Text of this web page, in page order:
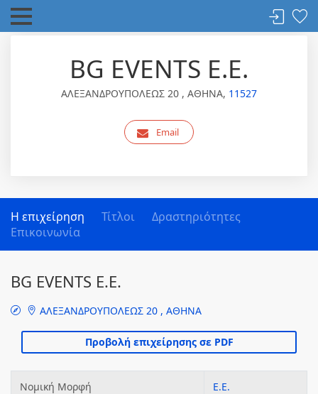
BG EVENTS Ε.Ε.
ΑΛΕΞΑΝΔΡΟΥΠΟΛΕΩΣ 20 , ΑΘΗΝΑ, 11527
Email
Η επιχείρηση Τίτλοι
Δραστηριότητες
Επικοινωνία
BG EVENTS Ε.Ε.
ΑΛΕΞΑΝΔΡΟΥΠΟΛΕΩΣ 20 , ΑΘΗΝΑ
Νομική Μορφή Ε.Ε.